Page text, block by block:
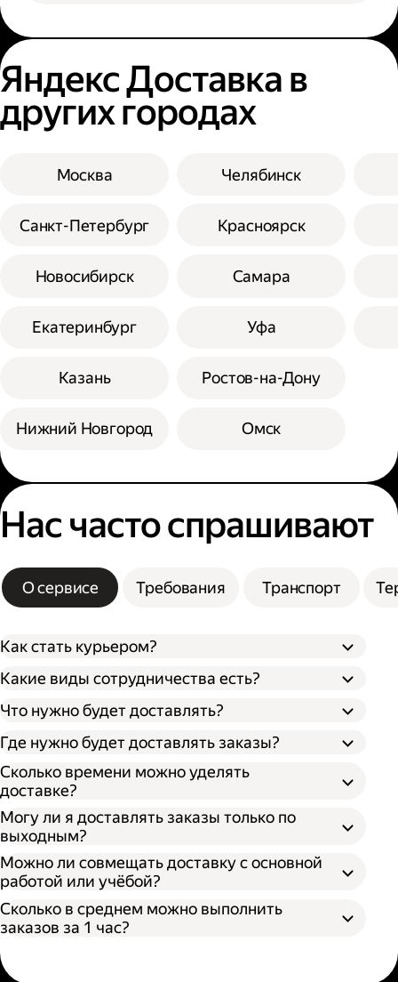
Яндекс Доставка в
других городах
Москва
Санкт-Петербург
Новосибирск
Екатеринбург
Казань
Нижний Новгород
Челябинск
Красноярск
Самара
Уфа
Ростов-на-Дону
Омск
Нас часто спрашивают
О сервисе Требования Транспорт
Как стать курьером?
Какие виды сотрудничества есть?
Через парк;
Через парк как самозанятый;
Как самозанятый;
Как индивидуальный предприниматель;
Что нужно будет доставлять?
Где нужно будет доставлять заказы?
Сколько времени можно уделять
доставке?
Могу ли я доставлять заказы только по
выходным?
Можно ли совмещать доставку с основной
работой или учёбой?
Сколько в среднем можно выполнить
заказов за 1 час?